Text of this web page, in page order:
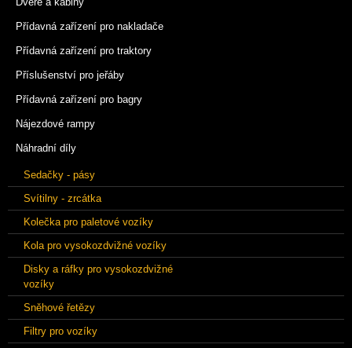
Přídavná zařízení pro nakladače
Přídavná zařízení pro traktory
Příslušenství pro jeřáby
Přídavná zařízení pro bagry
Nájezdové rampy
Náhradní díly
Sedačky - pásy
Svítilny - zrcátka
Kolečka pro paletové vozíky
Kola pro vysokozdvižné vozíky
Disky a ráfky pro vysokozdvižné
vozíky
Sněhové řetězy
Filtry pro vozíky